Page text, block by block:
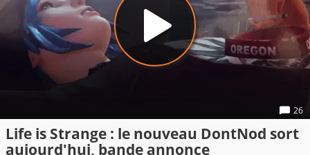
26
Life is Strange : le nouveau DontNod sort
aujourd'hui, bande annonce